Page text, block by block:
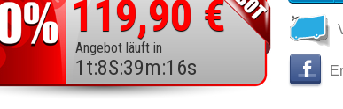
119,90 €
Angebot läuft in
1 t:8S:39m:14s